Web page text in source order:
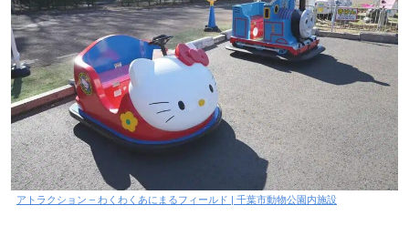
アトラクション – わくわくあにまるフィールド | 千葉市動物公園内施設